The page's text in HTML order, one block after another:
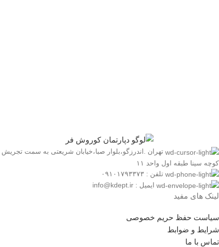
تهران .اندرزگو،بلوار صبا،خیابان شریعتی به سمت تجریش
کوچه سینا طبقه اول واحد ۱۱
تلفن : ۰۹۱۰۱۷۹۳۳۷۳
ایمیل : info@kdept.ir
لینک های مفید
سیاست حفظ حریم خصوصی
شرایط و ضوابط
تماس با ما